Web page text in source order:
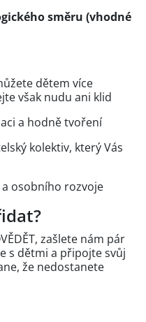
směru (vhodné
dětem více
však nudu ani klid
a hodně tvoření
kolektiv, který Vás
osobního rozvoje
zašlete nám pár
s dětmi a připojte svůj
že nedostanete